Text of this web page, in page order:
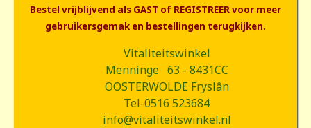
Bestel vrijblijvend als GAST of REGISTREER voor meer
gebruikersgemak en bestellingen terugkijken.
Vitaliteitswinkel
Menninge 63 - 8431CC
OOSTERWOLDE Fryslân
Tel-0516 523684
info@vitaliteitswinkel.nl